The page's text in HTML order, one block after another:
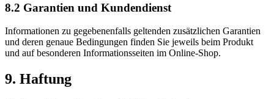
8.2 Garantien und Kundendienst
Informationen zu gegebenenfalls geltenden zusätzlichen Garantien
und deren genaue Bedingungen finden Sie jeweils beim Produkt
und auf besonderen Informationsseiten im Online-Shop.
9. Haftung​​​​​​​